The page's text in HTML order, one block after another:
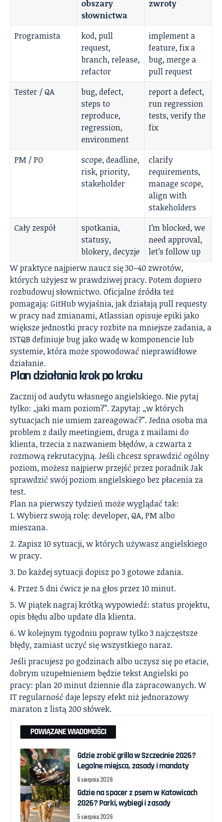
obszary
słownictwa
zwroty
Programista
kod, pull
request,
branch, release,
refactor
implement a
feature, fix a
bug, merge a
pull request
Tester / QA
bug, defect,
steps to
reproduce,
regression,
environment
report a defect,
run regression
tests, verify the
fix
PM / PO
scope, deadline,
risk, priority,
stakeholder
clarify
requirements,
manage scope,
align with
stakeholders
Cały zespół
spotkania,
statusy,
blokery, decyzje
I’m blocked, we
need approval,
let’s follow up
W praktyce najpierw naucz się 30–40 zwrotów,
których użyjesz w prawdziwej pracy. Potem dopiero
rozbudowuj słownictwo. Oficjalne źródła też
pomagają: GitHub wyjaśnia, jak działają pull requesty
w pracy nad zmianami, Atlassian opisuje epiki jako
większe jednostki pracy rozbite na mniejsze zadania, a
ISTQB definiuje bug jako wadę w komponencie lub
systemie, która może spowodować nieprawidłowe
działanie.
Plan działania krok po kroku
Zacznij od audytu własnego angielskiego. Nie pytaj
tylko: „jaki mam poziom?”. Zapytaj: „w których
sytuacjach nie umiem zareagować?”. Jedna osoba ma
problem z daily meetingiem, druga z mailami do
klienta, trzecia z nazwaniem błędów, a czwarta z
rozmową rekrutacyjną. Jeśli chcesz sprawdzić ogólny
poziom, możesz najpierw przejść przez poradnikJak
sprawdzić swój poziom angielskiego bez płacenia za
test.
Plan na pierwszy tydzień może wyglądać tak:
Wybierz swoją rolę: developer, QA, PM albo
mieszana.
Zapisz 10 sytuacji, w których używasz angielskiego
w pracy.
Do każdej sytuacji dopisz po 3 gotowe zdania.
Przez 5 dni ćwicz je na głos przez 10 minut.
W piątek nagraj krótką wypowiedź: status projektu,
opis błędu albo update dla klienta.
W kolejnym tygodniu popraw tylko 3 najczęstsze
błędy, zamiast uczyć się wszystkiego naraz.
Jeśli pracujesz po godzinach albo uczysz się po etacie,
dobrym uzupełnieniem będzie tekstAngielski po
pracy: plan 20 minut dziennie dla zapracowanych. W
IT regularność daje lepszy efekt niż jednorazowy
maraton z listą 200 słówek.
POWIĄZANE WIADOMOŚCI
Gdzie zrobić grilla w Szczecinie 2026?
Legalne miejsca, zasady i mandaty
6 sierpnia 2026
Gdzie na spacer z psem w Katowicach
2026? Parki, wybiegi i zasady
5 sierpnia 2026